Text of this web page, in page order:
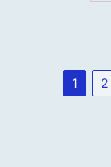
1 2